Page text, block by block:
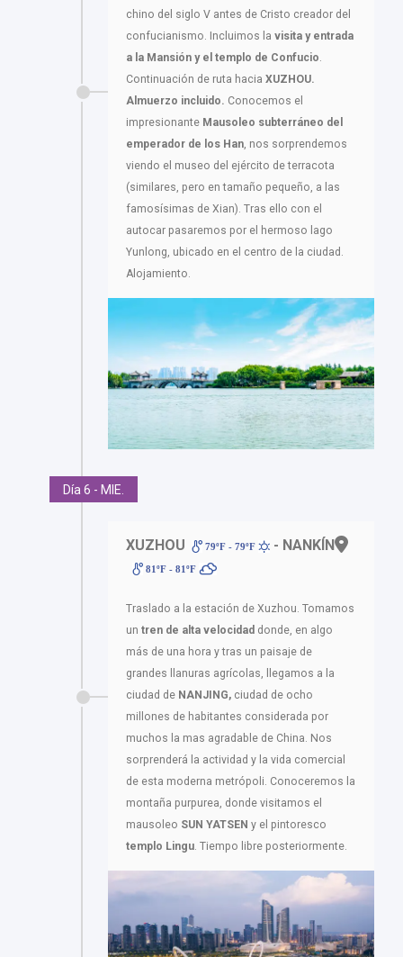
chino del siglo V antes de Cristo creador del
confucianismo. Incluimos la visita y entrada
a la Mansión y el templo de Confucio
Continuación de ruta hacia XUZHOU.
Almuerzo incluido. Conocemos el
impresionante Mausoleo subterráneo del
emperador de los Han , nos sorprendemos
viendo el museo del ejército de terracota
(similares, pero en tamaño pequeño, a las
famosísimas de Xian). Tras ello con el
autocar pasaremos por el hermoso lago
Yunlong, ubicado en el centro de la ciudad.
Alojamiento.
Día 6 - MIE.
XUZHOU 79ºF - 79ºF - NANKÍN
81ºF - 81ºF
Traslado a la estación de Xuzhou. Tomamos
un tren de alta velocidad donde, en algo
más de una hora y tras un paisaje de
grandes llanuras agrícolas, llegamos a la
ciudad de NANJING, ciudad de ocho
millones de habitantes considerada por
muchos la mas agradable de China. Nos
sorprenderá la actividad y la vida comercial
de esta moderna metrópoli. Conoceremos la
montaña purpurea, donde visitamos el
mausoleo SUN YATSEN y el pintoresco
templo Lingu. Tiempo libre posteriormente.